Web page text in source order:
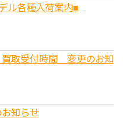
ル各種入荷案内■
取受付時間 変更のお知
知らせ